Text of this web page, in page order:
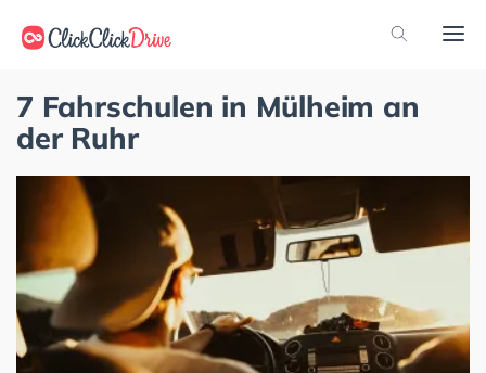
7 Fahrschulen in Mülheim an
der Ruhr